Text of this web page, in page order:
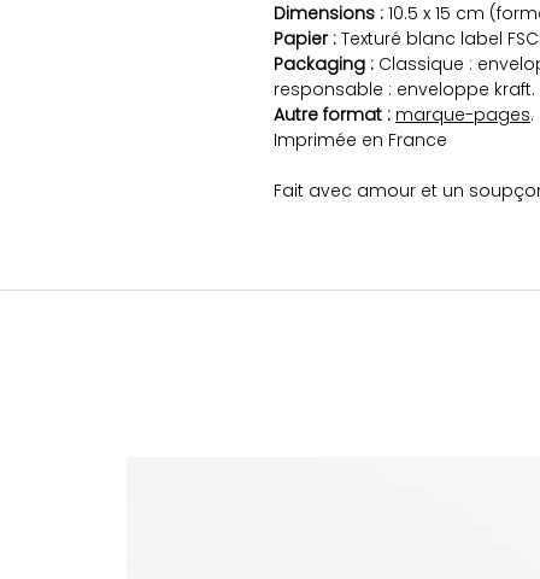
Dimensions : 10.5 x 15 cm
Papier : Texturé blanc label
Packaging : Classique :
responsable : enveloppe kraft.
Autre format : marque-pages.
Imprimée en France
Fait avec amour et un